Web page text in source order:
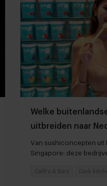
Welke
uitbreiden naar
Van sushiconcepten uit
Singapore: deze
Café's & Bars Dark